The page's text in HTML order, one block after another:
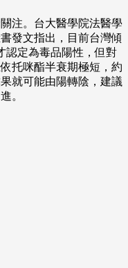
注。台大醫學院法醫學
發文指出，目前台灣傾
認定為毒品陽性，但對
托咪酯半衰期極短，約
就可能由陽轉陰，建議
。